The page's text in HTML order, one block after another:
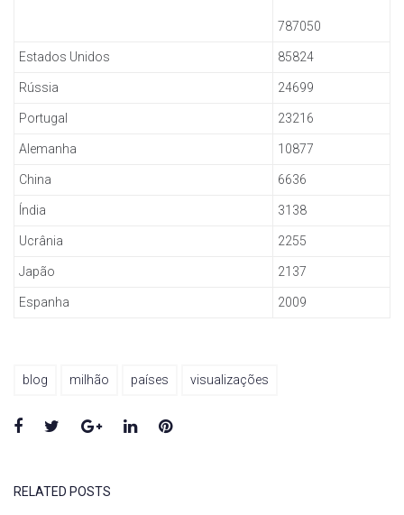
787050
Estados Unidos 85824
Rússia 24699
Portugal 23216
Alemanha 10877
China 6636
Índia 3138
Ucrânia 2255
Japão 2137
Espanha 2009
blog milhão países visualizações
Facebook
TwitterGoogle+LinkedInPinterest
RELATED POSTS